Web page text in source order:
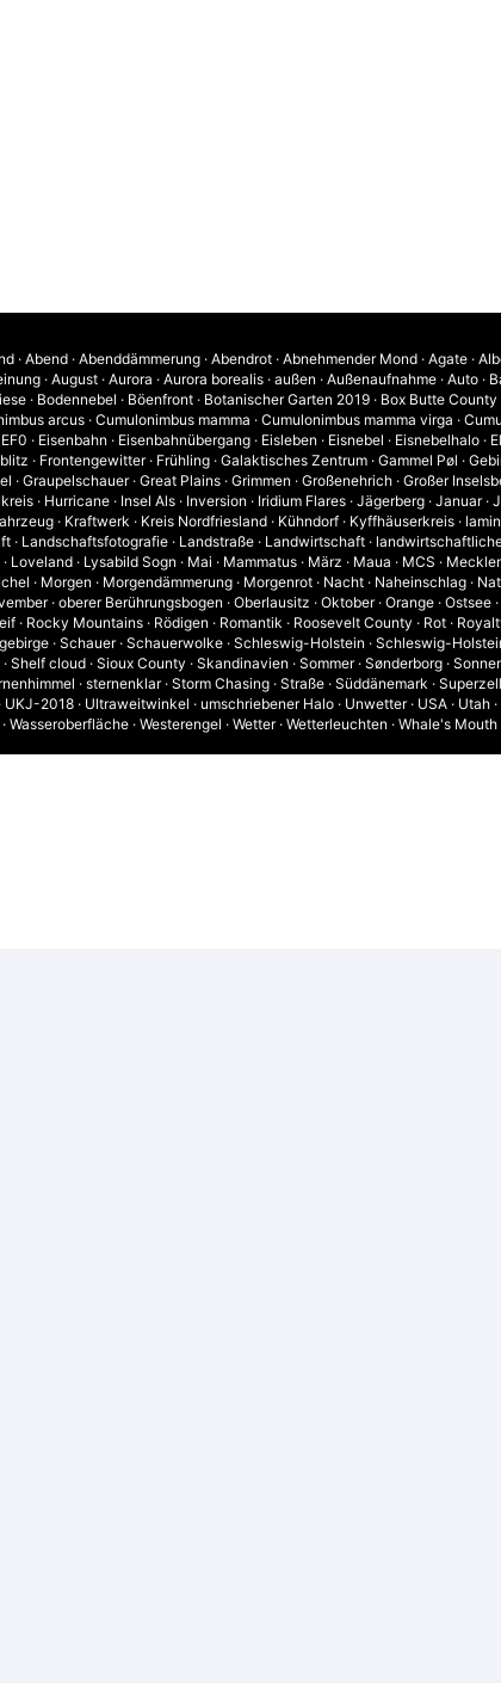
· Abend · Abenddämmerung · Abendrot · Abnehmender Mond · Agate ·
· August · Aurora · Aurora borealis · außen · Außenaufnahme · Auto ·
· Bodennebel · Böenfront · Botanischer Garten 2019 · Box Butte County
arcus · Cumulonimbus mamma · Cumulonimbus mamma virga ·
EF0 · Eisenbahn · Eisenbahnübergang · Eisleben · Eisnebel · Eisnebelhalo ·
· Frontengewitter· Frühling · Galaktisches Zentrum · Gammel Pøl ·
· Graupelschauer· Great Plains · Grimmen · Großenehrich · Großer
· Hurricane · Insel Als · Inversion · Iridium Flares · Jägerberg · Januar·
· Kraftwerk · Kreis Nordfriesland · Kühndorf · Kyffhäuserkreis ·
· Landschaftsfotografie · Landstraße · Landwirtschaft ·
· Loveland · Lysabild Sogn · Mai · Mammatus · März · Maua · MCS ·
· Morgen · Morgendämmerung · Morgenrot · Nacht · Naheinschlag ·
· oberer Berührungsbogen · Oberlausitz · Oktober· Orange · Ostsee ·
· Rocky Mountains · Rödigen · Romantik · Roosevelt County · Rot ·
· Schauer· Schauerwolke · Schleswig-Holstein · Schleswig-
· Shelf cloud · Sioux County · Skandinavien · Sommer· Sønderborg ·
· sternenklar· Storm Chasing · Straße · Süddänemark ·
· UKJ-2018 · Ultraweitwinkel · umschriebener Halo · Unwetter· USA · Utah ·
· Wasseroberfläche · Westerengel · Wetter· Wetterleuchten · Whale's Mouth